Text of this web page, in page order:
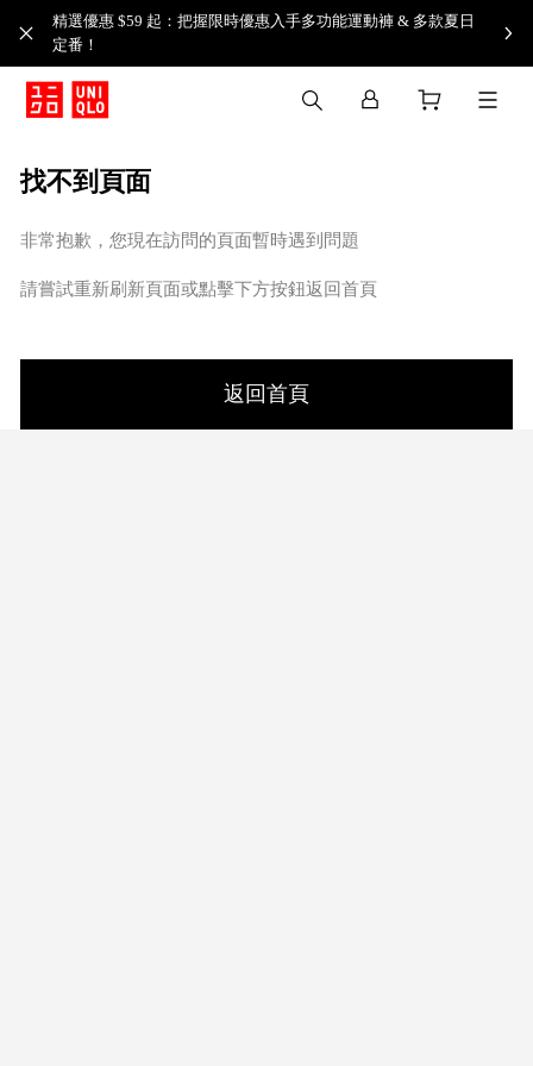
精選優惠 $59 起：把握限時優惠入手多功能運動褲 & 多款夏日
定番！​
找不到頁面
非常抱歉，您現在訪問的頁面暫時遇到問題
請嘗試重新刷新頁面或點擊下方按鈕返回首頁
返回首頁